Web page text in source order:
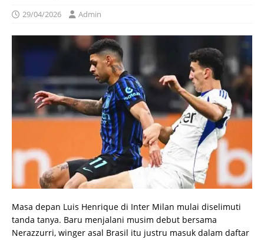
29/04/2026 Admin
Masa depan Luis Henrique di Inter Milan mulai diselimuti
tanda tanya. Baru menjalani musim debut bersama
Nerazzurri, winger asal Brasil itu justru masuk dalam daftar